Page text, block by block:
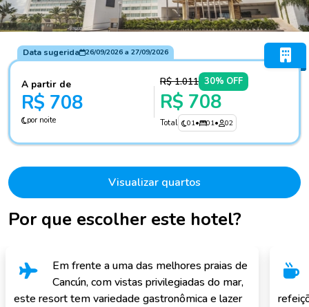
Por que escolher este hotel?
Em frente a uma das melhores praias de
Cancún, com vistas privilegiadas do mar,
este resort tem variedade gastronômica e lazer
Data sugerida 26/09/2026a 27/09/2026
A partir de
R$ 708
por noite
R$ 1.011 30% OFF
R$ 708
Total 01• 01• 02
Visualizar quartos